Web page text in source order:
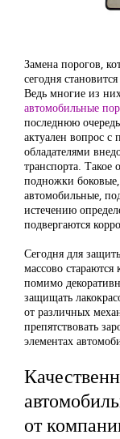
Замена порогов,
сегодня
Ведь многие из
автомобильные
последнюю
актуален вопрос с
обладателями
транспорта. Такое
подножки
автомобильные,
истечению
подвергаются
Сегодня для
массово
помимо
защищать
от различных
препятствовать
элементах
от